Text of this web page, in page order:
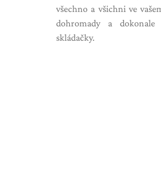
všechno a všichni ve
dohromady a dokonale
skládačky.